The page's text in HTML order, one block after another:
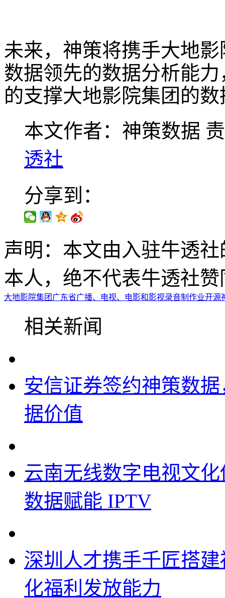
未来，神策将携手大地
数据领先的数据分析能
的支撑大地影院集团的
本文作者：神策数据
透社
分享到：
声明：本文由入驻牛透
本人，绝不代表牛透社
大地影院集团 广东省广播、电视、电影和影视录音制作业开源
相关新闻
安信证券签约神策数
据价值
云南无线数字电视文
数据赋能 IPTV
深圳人才携手千匠搭
化福利发放能力